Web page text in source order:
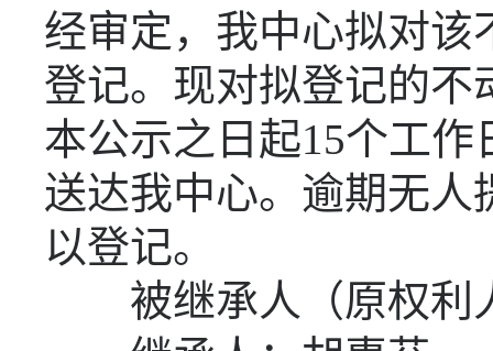
经审定，我中心拟对该
登记。现对拟登记的不
本公示之日起15个工作
送达我中心。逾期无
以登记。
被继承人（原权利